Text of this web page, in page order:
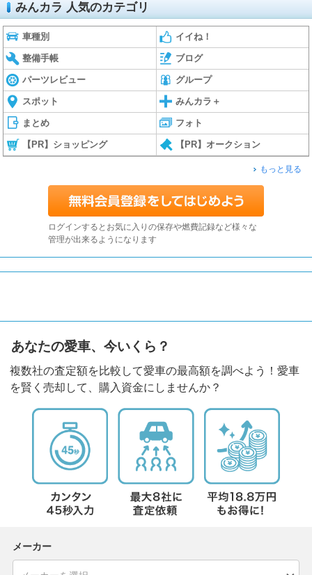
みんカラ 人気のカテゴリ
車種別 イイね！
整備手帳 ブログ
パーツレビュー グループ
スポット みんカラ＋
まとめ フォト
【PR】ショッピング 【PR】オークション
もっと見る
ログインするとお気に入りの保存や燃費記録など様々な
管理が出来るようになります
あなたの愛車、今いくら？
複数社の査定額を比較して愛車の最高額を調べよう！愛車
を賢く売却して、購入資金にしませんか？
メーカー